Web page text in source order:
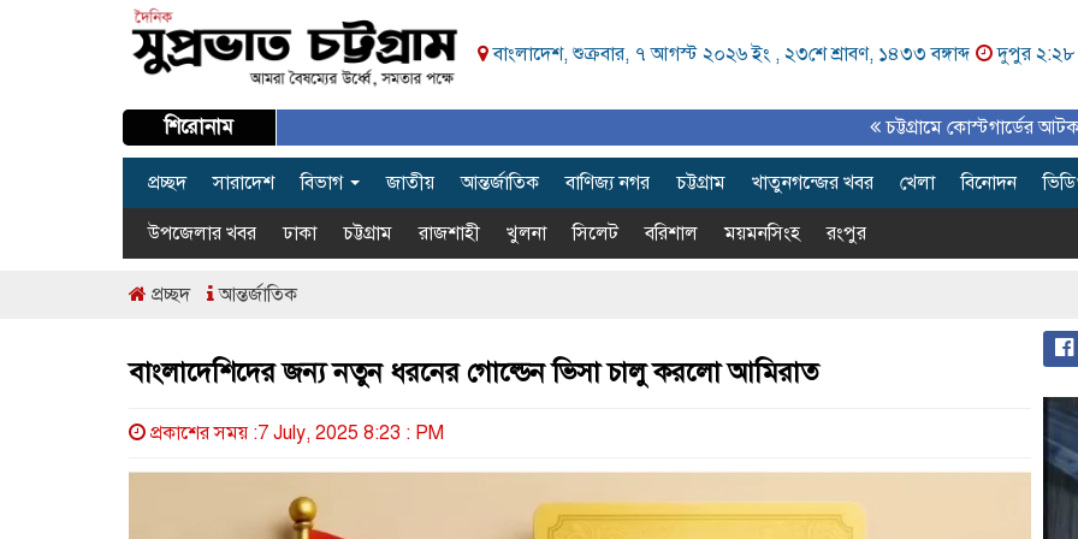
বাংলাদেশ, শুক্রবার, ৭ আগস্ট ২০২৬ ইং , ২৩শে শ্রাবণ, ১৪৩৩ বঙ্গাব্দ দুপুর ২:২৮
শিরোনাম চট্টগ্রামে কোস্টগার্ডের আটক সারের
প্রচ্ছদ সারাদেশ বিভাগ জাতীয় আন্তর্জাতিক বাণিজ্য নগর চট্টগ্রাম খাতুনগন্জের খবর খেলা বিনোদন
উপজেলার খবর ঢাকা চট্টগ্রাম রাজশাহী খুলনা সিলেট বরিশাল ময়মনসিংহ রংপুর
প্রচ্ছদ আন্তর্জাতিক
বাংলাদেশিদের জন্য নতুন ধরনের গোল্ডেন ভিসা চালু করলো আমিরাত
প্রকাশের সময় :7 July, 2025 8:23 : PM